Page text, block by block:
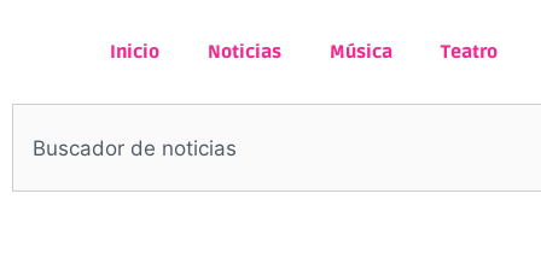
Inicio Noticias Música Teatro